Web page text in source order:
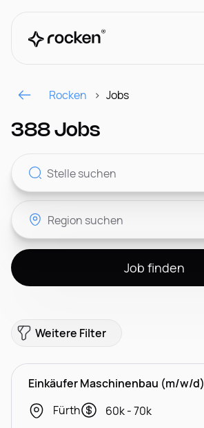
Für Arbeitgeber
DE
Rocken Jobs
388 Jobs
Job finden
Weitere Filter
Einkäufer Maschinenbau (m/w/d)
Fürth
60k - 70k